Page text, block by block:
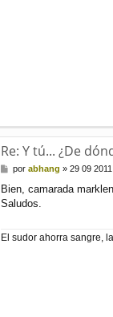
Re: Y tú... ¿De
M
n
s
e
porabhang »29 09 2011
Bien, camarada
Saludos.
El sudor ahorra sangre,